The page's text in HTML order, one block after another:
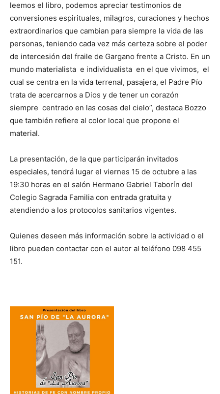
leemos el libro, podemos apreciar testimonios de
conversiones espirituales, milagros, curaciones y hechos
extraordinarios que cambian para siempre la vida de las
personas, teniendo cada vez más certeza sobre el poder
de intercesión del fraile de Gargano frente a Cristo. En un
mundo materialista e individualista en el que vivimos, el
cual se centra en la vida terrenal, pasajera, el Padre Pío
trata de acercarnos a Dios y de tener un corazón
siempre centrado en las cosas del cielo”, destaca Bozzo
que también refiere al color local que propone el
material.
La presentación, de la que participarán invitados
especiales, tendrá lugar el viernes 15 de octubre a las
19:30 horas en el salón Hermano Gabriel Taborín del
Colegio Sagrada Familia con entrada gratuita y
atendiendo a los protocolos sanitarios vigentes.
Quienes deseen más información sobre la actividad o el
libro pueden contactar con el autor al teléfono 098 455
151.